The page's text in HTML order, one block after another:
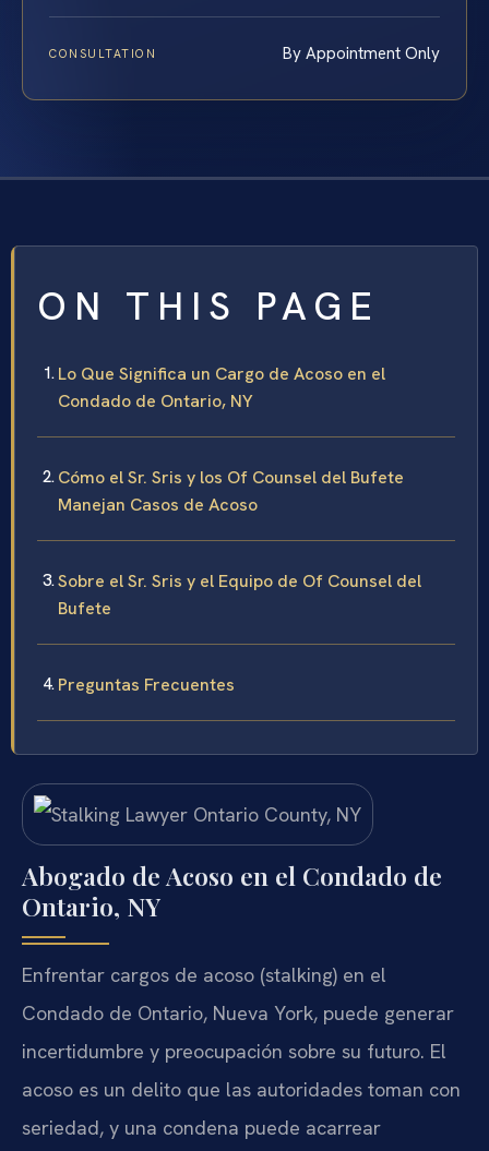
CONSULTATION By Appointment Only
ON THIS PAGE
Lo Que Significa un Cargo de Acoso en el
Condado de Ontario, NY
Cómo el Sr. Sris y los Of Counsel del Bufete
Manejan Casos de Acoso
Sobre el Sr. Sris y el Equipo de Of Counsel del
Bufete
Preguntas Frecuentes
Abogado de Acoso en el Condado de
Ontario, NY
Enfrentar cargos de acoso (stalking) en el
Condado de Ontario, Nueva York, puede generar
incertidumbre y preocupación sobre su futuro. El
acoso es un delito que las autoridades toman con
seriedad, y una condena puede acarrear